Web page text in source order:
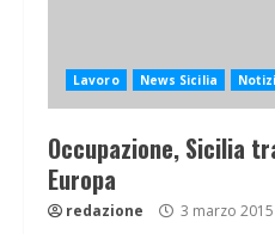
Lavoro News Sicilia
Occupazione, Sicilia
Europa
redazione 3 marzo 2015